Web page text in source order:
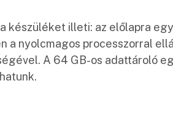
készüléket illeti: az előlapra
a nyolcmagos processzorral
A 64 GB-os adattároló